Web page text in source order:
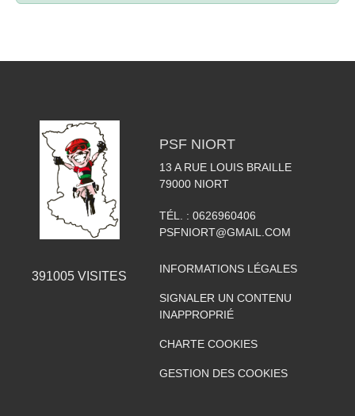
391005 VISITES
PSF NIORT
13 A RUE LOUIS BRAILLE
79000 NIORT
TÉL. : 0626960406
PSFNIORT@GMAIL.COM
INFORMATIONS LÉGALES
SIGNALER UN CONTENU
INAPPROPRIÉ
CHARTE COOKIES
GESTION DES COOKIES